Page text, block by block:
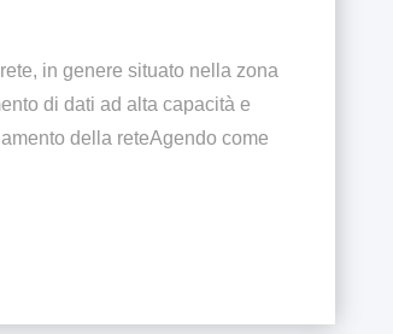
in genere situato nella zona
di dati ad alta capacità e
della reteAgendo come